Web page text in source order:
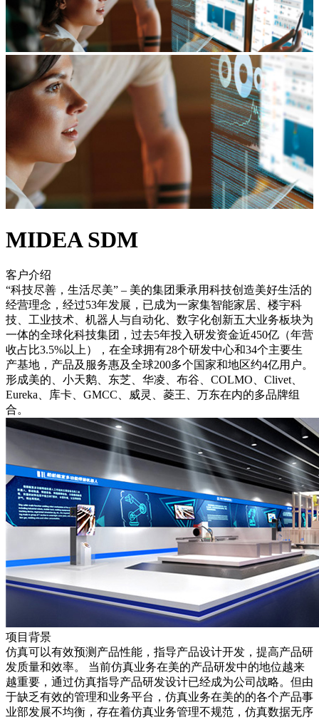
MIDEA SDM
客户介绍
“科技尽善，生活尽美” – 美的集团秉承用科技创造美好生活的
经营理念，经过53年发展，已成为一家集智能家居、楼宇科
技、工业技术、机器人与自动化、数字化创新五大业务板块为
一体的全球化科技集团，过去5年投入研发资金近450亿（年营
收占比3.5%以上），在全球拥有28个研发中心和34个主要生
产基地，产品及服务惠及全球200多个国家和地区约4亿用户。
形成美的、小天鹅、东芝、华凌、布谷、COLMO、Clivet、
Eureka、库卡、GMCC、威灵、菱王、万东在内的多品牌组
合。
项目背景
仿真可以有效预测产品性能，指导产品设计开发，提高产品研
发质量和效率。 当前仿真业务在美的产品研发中的地位越来
越重要，通过仿真指导产品研发设计已经成为公司战略。但由
于缺乏有效的管理和业务平台，仿真业务在美的的各个产品事
业部发展不均衡，存在着仿真业务管理不规范，仿真数据无序